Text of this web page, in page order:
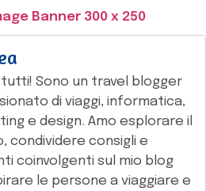
tutti! Sono un travel blogger
di viaggi, informatica,
e design. Amo esplorare il
condividere consigli e
coinvolgenti sul mio blog
le persone a viaggiare e